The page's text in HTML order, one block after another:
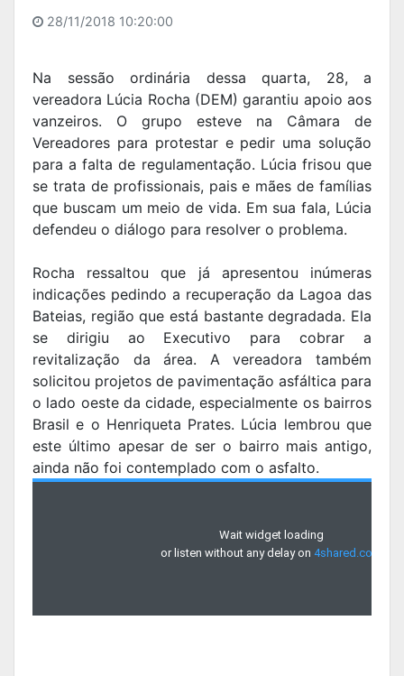
28/11/2018 10:20:00
Na sessão ordinária dessa quarta, 28, a
vereadora Lúcia Rocha (DEM) garantiu apoio aos
vanzeiros. O grupo esteve na Câmara de
Vereadores para protestar e pedir uma solução
para a falta de regulamentação. Lúcia frisou que
se trata de profissionais, pais e mães de famílias
que buscam um meio de vida. Em sua fala, Lúcia
defendeu o diálogo para resolver o problema.
Rocha ressaltou que já apresentou inúmeras
indicações pedindo a recuperação da Lagoa das
Bateias, região que está bastante degradada. Ela
se dirigiu ao Executivo para cobrar a
revitalização da área. A vereadora também
solicitou projetos de pavimentação asfáltica para
o lado oeste da cidade, especialmente os bairros
Brasil e o Henriqueta Prates. Lúcia lembrou que
este último apesar de ser o bairro mais antigo,
ainda não foi contemplado com o asfalto.